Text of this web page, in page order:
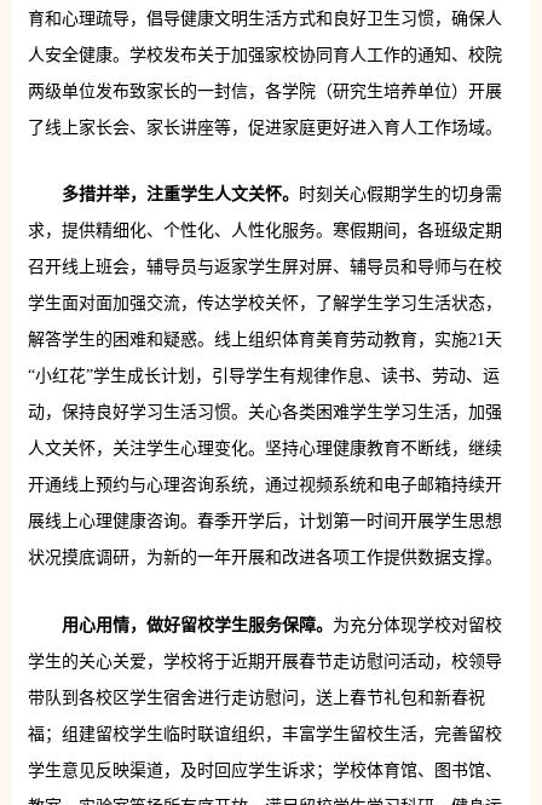
育和心理疏导，倡导健康文明生活方式和良好卫生习惯，确保人
人安全健康。学校发布关于加强家校协同育人工作的通知、校院
两级单位发布致家长的一封信，各学院（研究生培养单位）开展
了线上家长会、家长讲座等，促进家庭更好进入育人工作场域。
多措并举，注重学生人文关怀。
时刻关心假期学生的切身需
求，提供精细化、个性化、人性化服务。寒假期间，各班级定期
召开线上班会，辅导员与返家学生屏对屏、辅导员和导师与在校
学生面对面加强交流，传达学校关怀，了解学生学习生活状态，
解答学生的困难和疑惑。线上组织体育美育劳动教育，实施21天
“小红花”学生成长计划，引导学生有规律作息、读书、劳动、运
动，保持良好学习生活习惯。关心各类困难学生学习生活，加强
人文关怀，关注学生心理变化。坚持心理健康教育不断线，继续
开通线上预约与心理咨询系统，通过视频系统和电子邮箱持续开
展线上心理健康咨询。春季开学后，计划第一时间开展学生思想
状况摸底调研，为新的一年开展和改进各项工作提供数据支撑。
用心用情，做好留校学生服务保障。 为充分体现学校对留校
学生的关心关爱，学校将于近期开展春节走访慰问活动，校领导
带队到各校区学生宿舍进行走访慰问，送上春节礼包和新春祝
福；组建留校学生临时联谊组织，丰富学生留校生活，完善留校
学生意见反映渠道，及时回应学生诉求；学校体育馆、图书馆、